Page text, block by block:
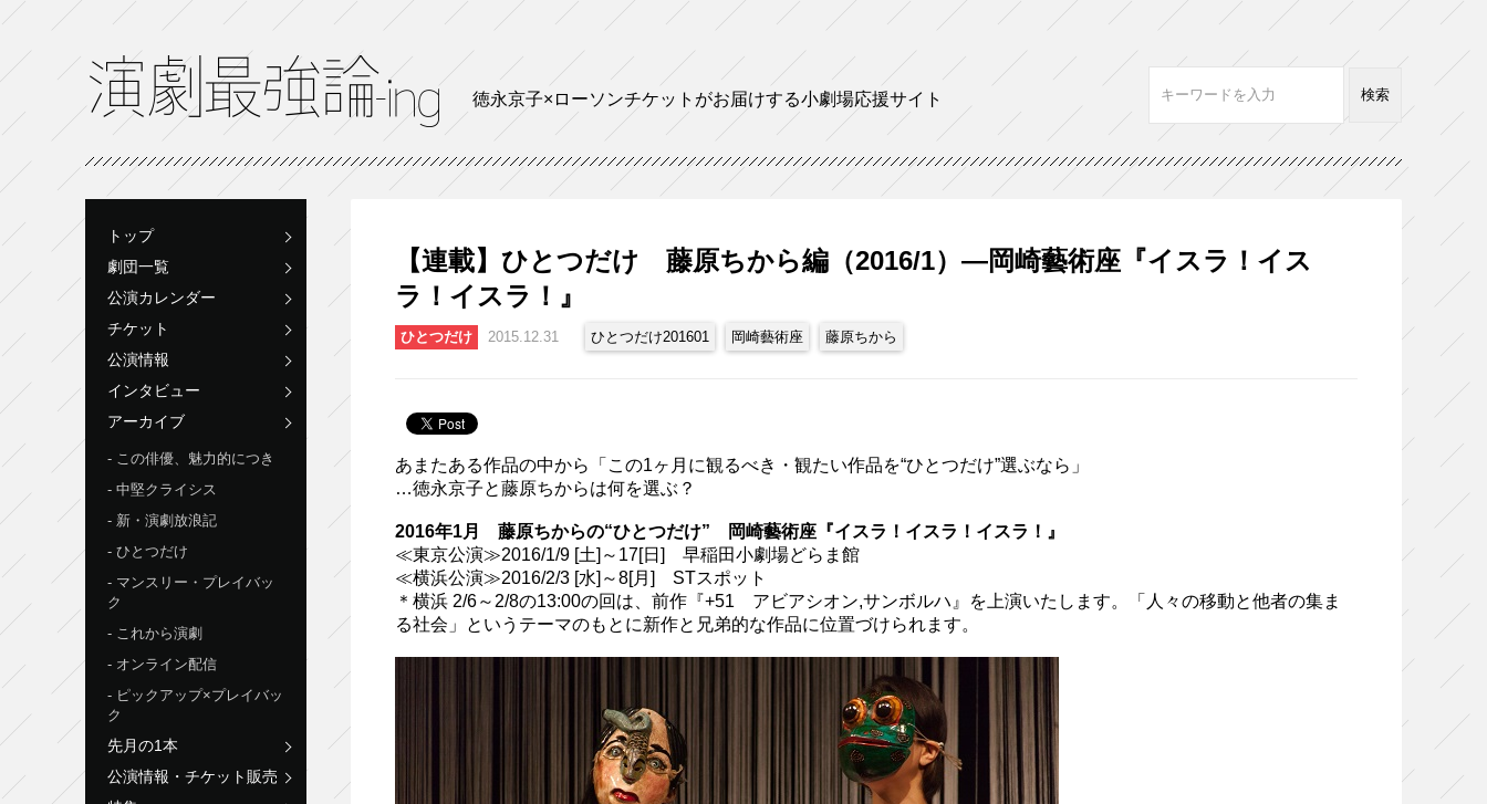
徳永京子×ローソンチケットがお届けする小劇場応援サイト
トップ
劇団一覧
公演カレンダー
チケット
公演情報
インタビュー
アーカイブ
この俳優、魅力的につき
中堅クライシス
新・演劇放浪記
ひとつだけ
マンスリー・プレイバッ
ク
これから演劇
オンライン配信
ピックアップ×プレイバッ
ク
先月の1本
公演情報・チケット販売
【連載】ひとつだけ 藤原ちから編（2016/1）―岡崎藝術座『イスラ！イス
ラ！イスラ！』
ひとつだけ 2015.12.31 ひとつだけ201601 岡崎藝術座 藤原ちから
あまたある作品の中から「この1ヶ月に観るべき・観たい作品を“ひとつだけ”選ぶなら」
…徳永京子と藤原ちからは何を選ぶ？
2016年1月 藤原ちからの“ひとつだけ” 岡崎藝術座『イスラ！イスラ！イスラ！』
≪東京公演≫2016/1/9 [土]～17[日] 早稲田小劇場どらま館
≪横浜公演≫2016/2/3 [水]～8[月] STスポット
＊横浜 2/6～2/8の13:00の回は、前作『+51 アビアシオン,サンボルハ』を上演いたします。「人々の移動と他者の集ま
る社会」というテーマのもとに新作と兄弟的な作品に位置づけられます。